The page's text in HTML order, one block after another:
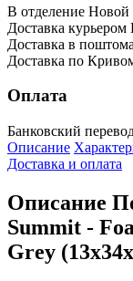
В отделение
Доставка
Доставка в
Доставка по
Оплата
Банковский
Описание
Доставка и оплата
Описание
Summit -
Grey